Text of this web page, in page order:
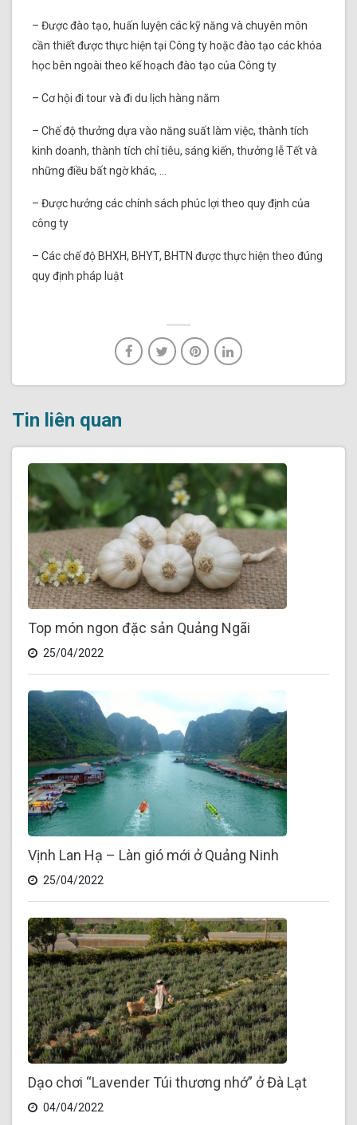
– Được đào tạo, huấn luyện các kỹ năng và chuyên môn
cần thiết được thực hiện tại Công ty hoặc đào tạo các khóa
học bên ngoài theo kế hoạch đào tạo của Công ty
– Cơ hội đi tour và đi du lịch hàng năm
– Chế độ thưởng dựa vào năng suất làm việc, thành tích
kinh doanh, thành tích chỉ tiêu, sáng kiến, thưởng lễ Tết và
những điều bất ngờ khác, …
– Được hưởng các chính sách phúc lợi theo quy định của
công ty
– Các chế độ BHXH, BHYT, BHTN được thực hiện theo đúng
quy định pháp luật
Tin liên quan
Top món ngon đặc sản Quảng Ngãi
25/04/2022
Vịnh Lan Hạ – Làn gió mới ở Quảng Ninh
25/04/2022
Dạo chơi “Lavender Túi thương nhớ” ở Đà Lạt
04/04/2022